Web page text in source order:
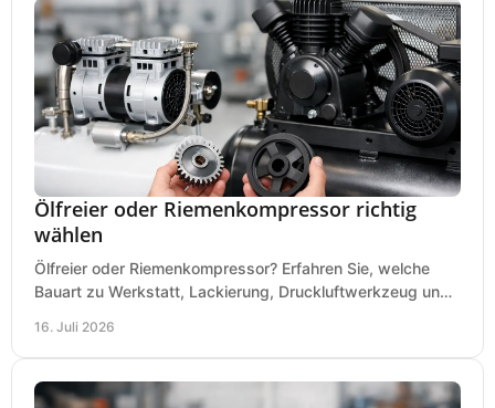
Ölfreier oder Riemenkompressor richtig
wählen
Ölfreier oder Riemenkompressor? Erfahren Sie, welche
Bauart zu Werkstatt, Lackierung, Druckluftwerkzeug und
16. Juli 2026